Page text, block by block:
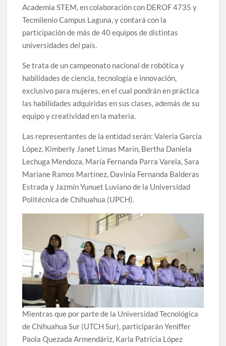
Invita Secretaría de Cultura al Festival Omáwari 2026 a
celebrarse en Delicias
Amplía Biblioteca Central “Carlos Montemayor”
Academia STEM, en colaboración con DEROF 4735 y
Tecmilenio Campus Laguna, y contará con la
participación de más de 40 equipos de distintas
universidades del país.
Se trata de un campeonato nacional de robótica y
habilidades de ciencia, tecnología e innovación,
exclusivo para mujeres, en el cual pondrán en práctica
las habilidades adquiridas en sus clases, además de su
equipo y creatividad en la materia.
Las representantes de la entidad serán: Valeria García
López, Kimberly Janet Limas Marín, Bertha Daniela
Lechuga Mendoza, María Fernanda Parra Varela, Sara
Mariane Ramos Martínez, Davinia Fernanda Balderas
Estrada y Jazmín Yunuet Luviano de la Universidad
Politécnica de Chihuahua (UPCH).
Mientras que por parte de la Universidad Tecnológica
de Chihuahua Sur (UTCH Sur), participarán Yeniffer
Paola Quezada Armendáriz, Karla Patricia López